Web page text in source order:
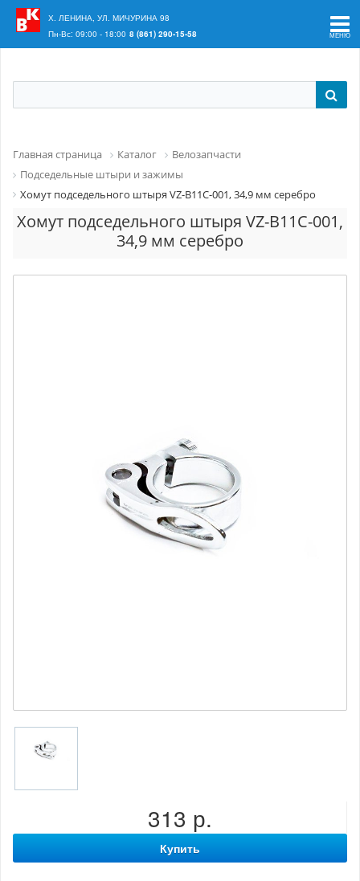
Ваш регион:
Х. ЛЕНИНА, УЛ. МИЧУРИНА 98
Пн-Вс: 09:00 - 18:00 8 (861) 290-15-58
Главная страница Каталог
Велозапчасти
Подседельные штыри и зажимы
Хомут подседельного штыря VZ-B11C-001, 34,9 мм серебро
Хомут подседельного штыря VZ-B11C-001,
34,9 мм серебро
313 р.
Купить